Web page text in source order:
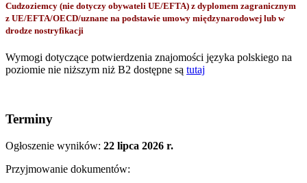
Cudzoziemcy (nie dotyczy obywateli UE/EFTA) z dyplomem zagranicznym
z UE/EFTA/OECD/uznane na podstawie umowy międzynarodowej lub w
drodze nostryfikacji
Wymogi dotyczące potwierdzenia znajomości języka polskiego na
poziomie nie niższym niż B2 dostępne są tutaj
Terminy
Ogłoszenie wyników: 22 lipca 2026 r.
Przyjmowanie dokumentów: